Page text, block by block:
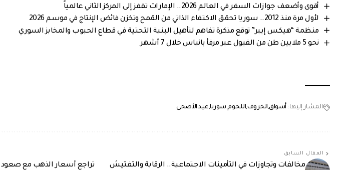
أقوى وأضعف جوازات السفر في العالم 2026.. الإمارات تقفز إلى المركز الثاني عالمياً
لأول مرة منذ 2012.. سوريا تحقق الاكتفاء الذاتي من القمح وتخزن فائض الإنتاج في موسم 2026
منظمة “هيكس إيبر” توقع مذكرة تفاهم لتأهيل البنية التحتية في قطاع الحبوب والمخابز السوري
نحو 5 ملايين طن من الفيول عبر مرفأ بانياس خلال 7 أشهر
المشار إليها: أسواق الخروفاللحوم سوريا عيد الأضحى
المقال السابق
مخالفات وتجاوزات في التأمينات الاجتماعية.. الرقابة والتفتيش
تراجع أسعار الذهب مع صعود